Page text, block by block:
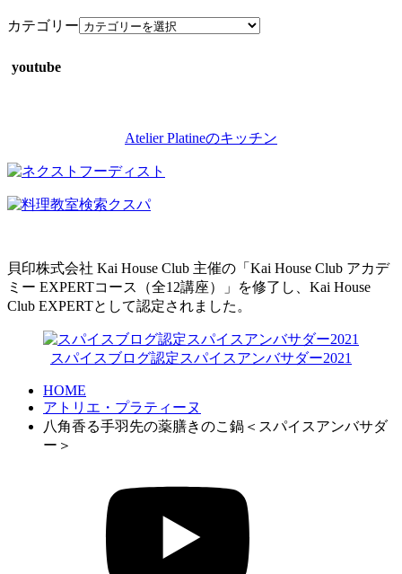
カテゴリー
youtube
Atelier Platineのキッチン
貝印株式会社 Kai House Club 主催の「Kai House Club アカデ
ミー EXPERTコース（全12講座）」を修了し、Kai House
Club EXPERTとして認定されました。
スパイスブログ認定スパイスアンバサダー2021
HOME
アトリエ・プラティーヌ
八角香る手羽先の薬膳きのこ鍋＜スパイスアンバサダ
ー＞